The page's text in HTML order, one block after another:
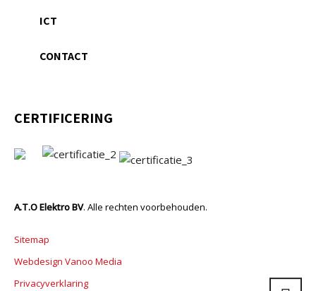
ICT
CONTACT
CERTIFICERING
A.T.O Elektro BV. Alle rechten voorbehouden.
Sitemap
Webdesign Vanoo Media
Privacyverklaring